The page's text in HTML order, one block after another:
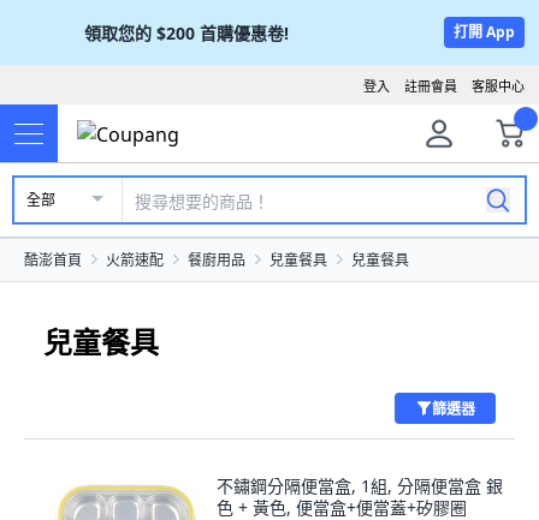
領取您的 $200 首購優惠卷! 打開 App
客服中心
註冊會員
登入
全部
酷澎首頁 火箭速配 餐廚用品 兒童餐具 兒童餐具
兒童餐具
篩選器
不鏽鋼分隔便當盒, 1組, 分隔便當盒 銀
色 + 黃色, 便當盒+便當蓋+矽膠圈